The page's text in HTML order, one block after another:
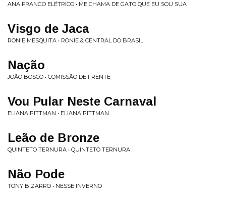
ANA FRANGO ELÉTRICO • ME CHAMA DE GATO QUE EU SOU SUA
Visgo de Jaca
RONIE MESQUITA • RONIE & CENTRAL DO BRASIL
Nação
JOÃO BOSCO • COMISSÃO DE FRENTE
Vou Pular Neste Carnaval
ELIANA PITTMAN • ELIANA PITTMAN
Leão de Bronze
QUINTETO TERNURA • QUINTETO TERNURA
Não Pode
TONY BIZARRO • NESSE INVERNO